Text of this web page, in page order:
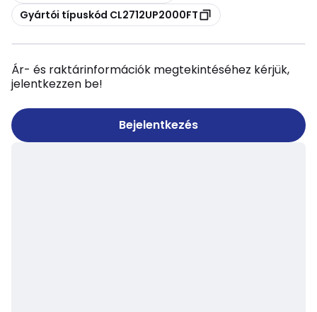
Másolás
Gyártói típuskód CL2712UP2000FT
Ár- és raktárinformációk megtekintéséhez kérjük,
jelentkezzen be!
Bejelentkezés